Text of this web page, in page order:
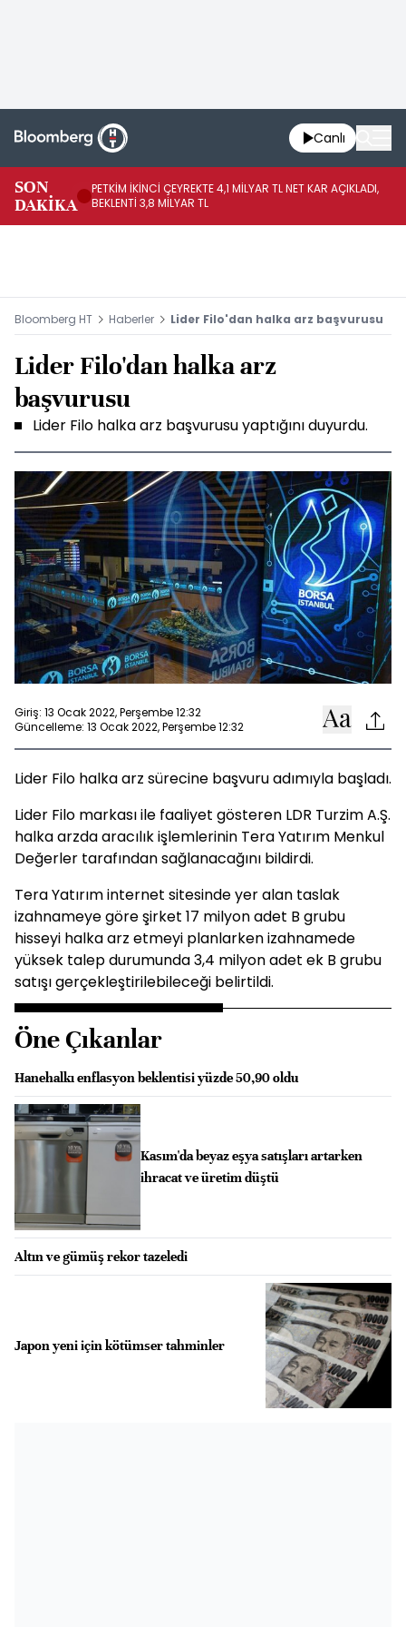
Canlı
SON
DAKİKA
PETKİM İKİNCİ ÇEYREKTE 4,1 MİLYAR TL NET KAR AÇIKLADI,
BEKLENTİ 3,8 MİLYAR TL
Bloomberg HT Haberler Lider Filo'dan halka arz başvurusu
Lider Filo'dan halka arz
başvurusu
Lider Filo halka arz başvurusu yaptığını duyurdu.
Giriş: 13 Ocak 2022, Perşembe 12:32
Güncelleme: 13 Ocak 2022, Perşembe 12:32
Lider Filo halka arz sürecine başvuru adımıyla başladı.
Lider Filo markası ile faaliyet gösteren LDR Turzim A.Ş.
halka arzda aracılık işlemlerinin Tera Yatırım Menkul
Değerler tarafından sağlanacağını bildirdi.
Tera Yatırım internet sitesinde yer alan taslak
izahnameye göre şirket 17 milyon adet B grubu
hisseyi halka arz etmeyi planlarken izahnamede
yüksek talep durumunda 3,4 milyon adet ek B grubu
satışı gerçekleştirilebileceği belirtildi.
Öne Çıkanlar
Hanehalkı enflasyon beklentisi yüzde 50,90 oldu
Kasım'da beyaz eşya satışları artarken
ihracat ve üretim düştü
Altın ve gümüş rekor tazeledi
Japon yeni için kötümser tahminler